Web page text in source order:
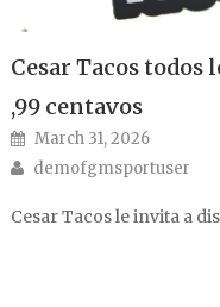
Cesar Tacos todos
,99 centavos
Posted on
March 31, 2026
Author
demofgmsportuser
Cesar Tacos le invita a